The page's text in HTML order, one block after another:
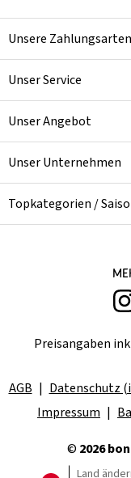
Unsere Zahlungsarten
Unser Service
Unser Angebot
Unser Unternehmen
Topkategorien /
Preisangaben
AGB
Datenschutz
Impressum
© 2026
Land